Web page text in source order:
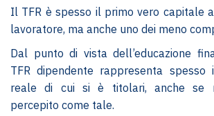
Il TFR è spesso il primo vero capitale
lavoratore, ma anche uno dei meno
Dal punto di vista dell’educazione
TFR dipendente rappresenta
reale di cui si è titolari, anche se
percepito come tale.